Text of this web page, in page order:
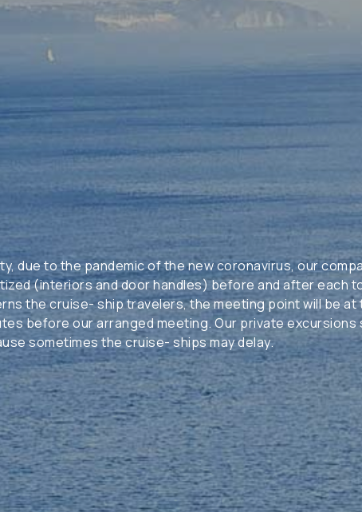
due to the pandemic of the new coronavirus, our
(interiors and door handles) before and after each
the cruise- ship travelers, the meeting point will be
before our arranged meeting. Our private
sometimes the cruise- ships may delay.